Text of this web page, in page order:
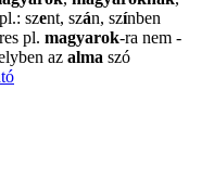
szent, szán, színben
pl. magyarok-ra nem -
az alma szó